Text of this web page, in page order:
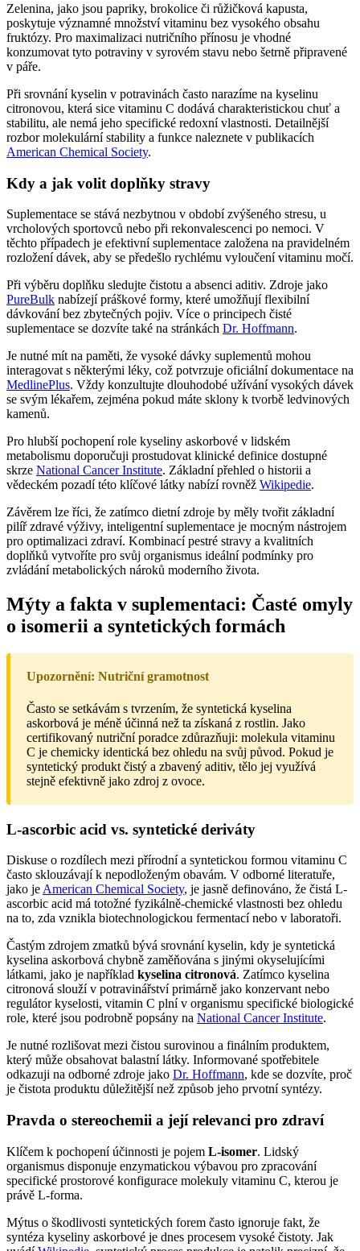
Zelenina, jako jsou papriky, brokolice či růžičková kapusta,
poskytuje významné množství vitaminu bez vysokého obsahu
fruktózy. Pro maximalizaci nutričního přínosu je vhodné
konzumovat tyto potraviny v syrovém stavu nebo šetrně připravené
v páře.
Při srovnání kyselin v potravinách často narazíme na kyselinu
citronovou, která sice vitaminu C dodává charakteristickou chuť a
stabilitu, ale nemá jeho specifické redoxní vlastnosti. Detailnější
rozbor molekulární stability a funkce naleznete v publikacích
American Chemical Society.
Kdy a jak volit doplňky stravy
Suplementace se stává nezbytnou v období zvýšeného stresu, u
vrcholových sportovců nebo při rekonvalescenci po nemoci. V
těchto případech je efektivní suplementace založena na pravidelném
rozložení dávek, aby se předešlo rychlému vyloučení vitaminu močí.
Při výběru doplňku sledujte čistotu a absenci aditiv. Zdroje jako
PureBulk nabízejí práškové formy, které umožňují flexibilní
dávkování bez zbytečných pojiv. Více o principech čisté
suplementace se dozvíte také na stránkách Dr. Hoffmann.
Je nutné mít na paměti, že vysoké dávky suplementů mohou
interagovat s některými léky, což potvrzuje oficiální dokumentace na
MedlinePlus. Vždy konzultujte dlouhodobé užívání vysokých dávek
se svým lékařem, zejména pokud máte sklony k tvorbě ledvinových
kamenů.
Pro hlubší pochopení role kyseliny askorbové v lidském
metabolismu doporučuji prostudovat klinické definice dostupné
skrze National Cancer Institute. Základní přehled o historii a
vědeckém pozadí této klíčové látky nabízí rovněž Wikipedie.
Závěrem lze říci, že zatímco dietní zdroje by měly tvořit základní
pilíř zdravé výživy, inteligentní suplementace je mocným nástrojem
pro optimalizaci zdraví. Kombinací pestré stravy a kvalitních
doplňků vytvoříte pro svůj organismus ideální podmínky pro
zvládání metabolických nároků moderního života.
Mýty a fakta v suplementaci: Časté omyly
o isomerii a syntetických formách
Upozornění: Nutriční gramotnost
Často se setkávám s tvrzením, že syntetická kyselina
askorbová je méně účinná než ta získaná z rostlin. Jako
certifikovaný nutriční poradce zdůrazňuji: molekula vitaminu
C je chemicky identická bez ohledu na svůj původ. Pokud je
syntetický produkt čistý a zbavený aditiv, tělo jej využívá
stejně efektivně jako zdroj z ovoce.
L-ascorbic acid vs. syntetické deriváty
Diskuse o rozdílech mezi přírodní a syntetickou formou vitaminu C
často sklouzávají k nepodloženým obavám. V odborné literatuře,
jako je American Chemical Society, je jasně definováno, že čistá L-
ascorbic acid má totožné fyzikálně-chemické vlastnosti bez ohledu
na to, zda vznikla biotechnologickou fermentací nebo v laboratoři.
Častým zdrojem zmatků bývá srovnání kyselin, kdy je syntetická
kyselina askorbová chybně zaměňována s jinými okyselujícími
látkami, jako je například kyselina citronová. Zatímco kyselina
citronová slouží v potravinářství primárně jako konzervant nebo
regulátor kyselosti, vitamin C plní v organismu specifické biologické
role, které jsou podrobně popsány na National Cancer Institute.
Je nutné rozlišovat mezi čistou surovinou a finálním produktem,
který může obsahovat balastní látky. Informované spotřebitele
odkazuji na odborné zdroje jako Dr. Hoffmann, kde se dozvíte, proč
je čistota produktu důležitější než způsob jeho prvotní syntézy.
Pravda o stereochemii a její relevanci pro zdraví
Klíčem k pochopení účinnosti je pojem L-isomer. Lidský
organismus disponuje enzymatickou výbavou pro zpracování
specifické prostorové konfigurace molekuly vitaminu C, kterou je
právě L-forma.
Mýtus o škodlivosti syntetických forem často ignoruje fakt, že
syntéza kyseliny askorbové je dnes procesem vysoké čistoty. Jak